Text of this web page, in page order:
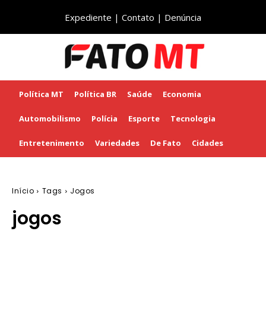
Expediente | Contato | Denúncia
Política MT Política BR Saúde Economia
Automobilismo Polícia Esporte Tecnologia
Entretenimento Variedades De Fato Cidades
Início Tags Jogos
jogos